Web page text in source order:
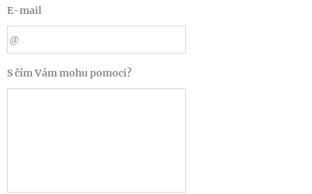
E-mail
S čím Vám mohu pomoci?